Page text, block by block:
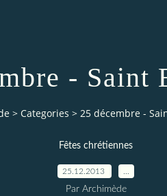
- Saint
> Categories > 25 décembre -
Fêtes chrétiennes
25.12.2013
Par Archimède